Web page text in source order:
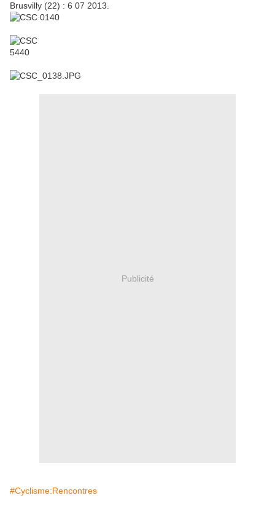
Brusvilly (22) : 6 07 2013.
Publicité
#Cyclisme:Rencontres